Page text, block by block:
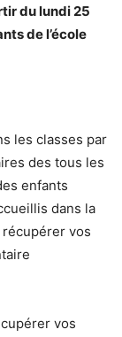
du lundi 25
de l’école
les classes par
des tous les
enfants
dans la
récupérer vos
vos